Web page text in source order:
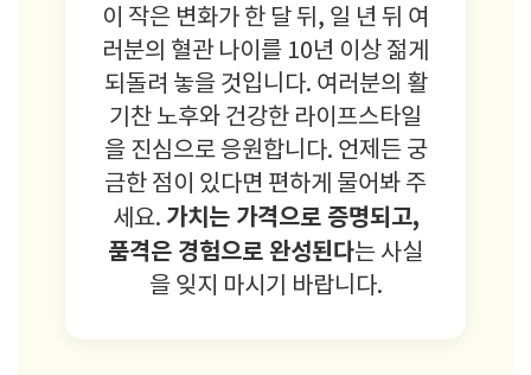
이 작은 변화가 한 달 뒤, 일 년 뒤 여
러분의 혈관 나이를 10년 이상 젊게
되돌려 놓을 것입니다. 여러분의 활
기찬 노후와 건강한 라이프스타일
을 진심으로 응원합니다. 언제든 궁
금한 점이 있다면 편하게 물어봐 주
세요. 가치는 가격으로 증명되고,
품격은 경험으로 완성된다는 사실
을 잊지 마시기 바랍니다.